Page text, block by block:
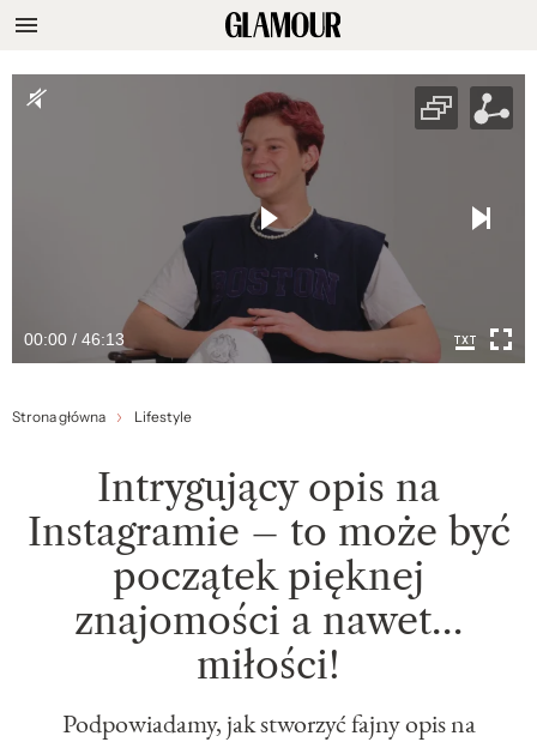
00:00 / 46:13
Strona główna Lifestyle
Intrygujący opis na
Instagramie – to może być
początek pięknej
znajomości a nawet…
miłości!
Podpowiadamy, jak stworzyć fajny opis na